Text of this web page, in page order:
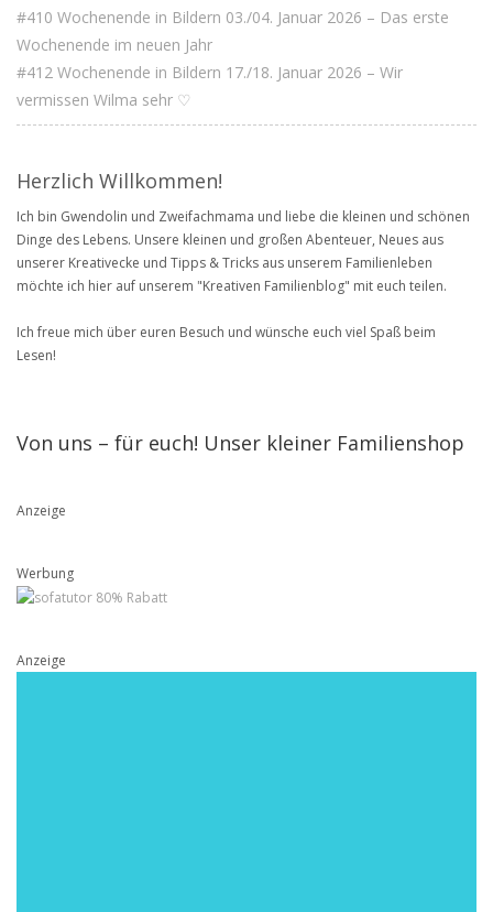
#410 Wochenende in Bildern 03./04. Januar 2026 – Das erste
Wochenende im neuen Jahr
#412 Wochenende in Bildern 17./18. Januar 2026 – Wir
vermissen Wilma sehr ♡
Herzlich Willkommen!
Ich bin Gwendolin und Zweifachmama und liebe die kleinen und schönen
Dinge des Lebens. Unsere kleinen und großen Abenteuer, Neues aus
unserer Kreativecke und Tipps & Tricks aus unserem Familienleben
möchte ich hier auf unserem "Kreativen Familienblog" mit euch teilen.
Ich freue mich über euren Besuch und wünsche euch viel Spaß beim
Lesen!
Von uns – für euch! Unser kleiner Familienshop
Anzeige
Werbung
Anzeige